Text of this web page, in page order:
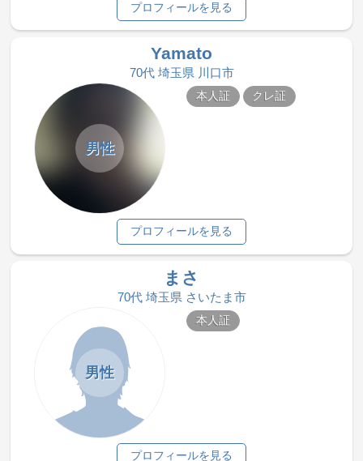
プロフィールを見る
Yamato
70代 埼玉県 川口市
男性
本人証 クレ証
プロフィールを見る
まさ
70代 埼玉県 さいたま市
男性
本人証
プロフィールを見る